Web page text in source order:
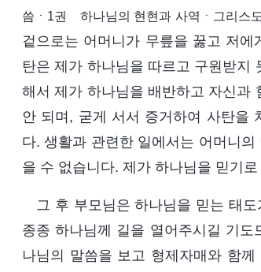
씀ㆍ1권 하나님의 현현과 사역ㆍ그리스
겉으로는 어머니가 무릎을 꿇고 저
탄은 제가 하나님을 따르고 구원받지
해서 제가 하나님을 배반하고 자신과
안 되며, 굳게 서서 증거하여 사탄을
다. 생활과 관련한 일에서는 어머니
을 수 없습니다. 제가 하나님을 믿기
그 후 부모님은 하나님을 믿는 태
종종 하나님께 길을 열어주시길 기
나님의 말씀을 보고 형제자매와 함